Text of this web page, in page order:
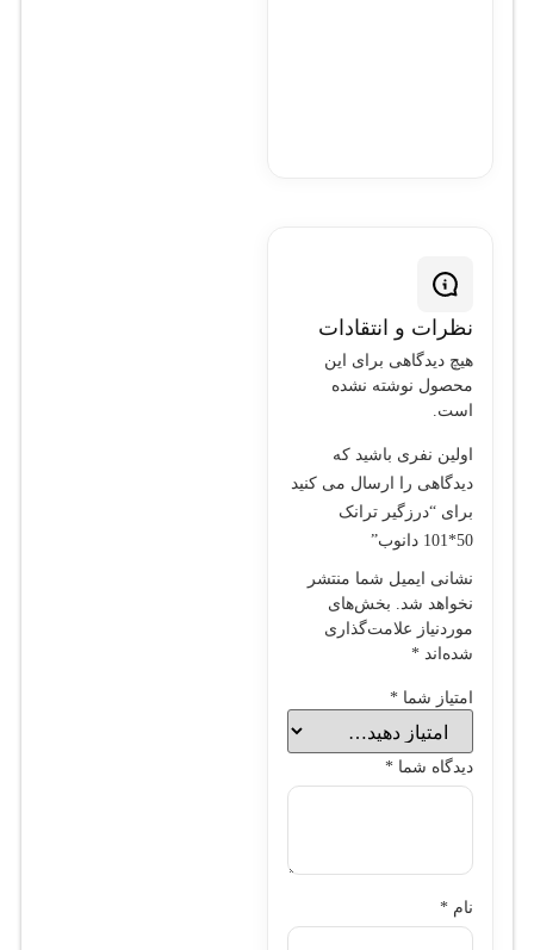
نظرات و انتقادات
هیچ دیدگاهی برای این
محصول نوشته نشده
است.
اولین نفری باشید که
دیدگاهی را ارسال می کنید
برای “درزگير ترانک
50*101 دانوب”
نشانی ایمیل شما منتشر
نخواهد شد. بخش‌های
موردنیاز علامت‌گذاری
شده‌اند *
امتیاز شما *
دیدگاه شما *
نام *